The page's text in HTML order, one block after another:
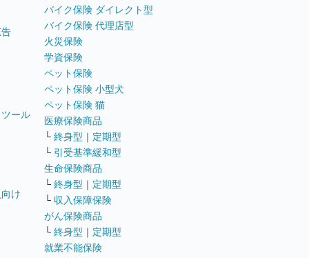
ール
け
バイク保険 ダイレクト型
バイク保険 代理店型
火災保険
学資保険
ペット保険
ペット保険 小型犬
ペット保険 猫
医療保険商品
└ 終身型 ｜ 定期型
└ 引受基準緩和型
生命保険商品
└ 終身型 ｜ 定期型
└ 収入保障保険
がん保険商品
└ 終身型 ｜ 定期型
就業不能保険